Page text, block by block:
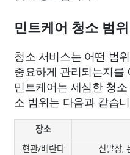
민트케어 청소 범
청소 서비스는 어떤 범
중요하게 관리되는지를
민트케어는 세심한 청
소 범위는 다음과 같습
장소
현관/베란다
신발장,